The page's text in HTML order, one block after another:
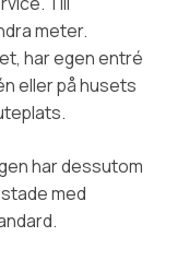
meter.
har egen entré
eller på husets
har dessutom
med